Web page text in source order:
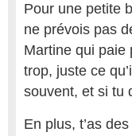
Pour une petite
ne prévois pas
Martine qui paie
trop, juste ce
souvent, et si tu
En plus, t’as